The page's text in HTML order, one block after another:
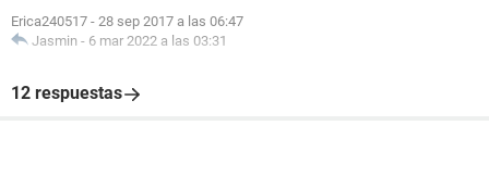
Erica240517 - 28 sep 2017 a las 06:47
Jasmin - 6 mar 2022 a las 03:31
12 respuestas